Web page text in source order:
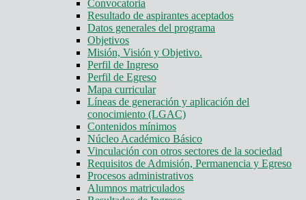
Convocatoria
Resultado de aspirantes aceptados
Datos generales del programa
Objetivos
Misión, Visión y Objetivo.
Perfil de Ingreso
Perfil de Egreso
Mapa curricular
Líneas de generación y aplicación del
conocimiento (LGAC)
Contenidos mínimos
Núcleo Académico Básico
Vinculación con otros sectores de la sociedad
Requisitos de Admisión, Permanencia y Egreso
Procesos administrativos
Alumnos matriculados